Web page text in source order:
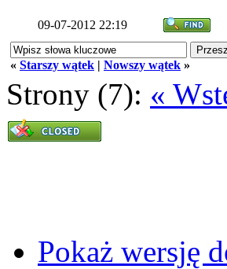
09-07-2012 22:19
« Starszy wątek | Nowszy wątek »
Strony (7): «
Pokaż wersję